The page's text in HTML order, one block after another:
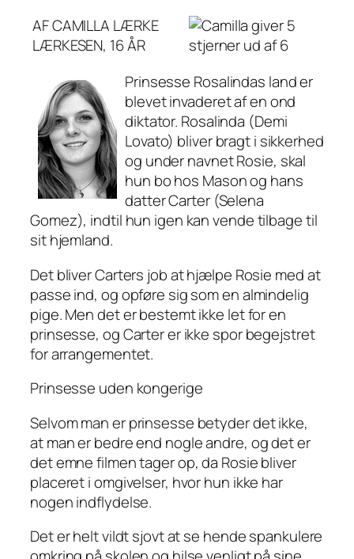
AF CAMILLA LÆRKE
LÆRKESEN, 16 ÅR
Prinsesse Rosalindas land er
blevet invaderet af en ond
diktator. Rosalinda (Demi
Lovato) bliver bragt i sikkerhed
og under navnet Rosie, skal
hun bo hos Mason og hans
datter Carter (Selena
Gomez), indtil hun igen kan vende tilbage til
sit hjemland.
Det bliver Carters job at hjælpe Rosie med at
passe ind, og opføre sig som en almindelig
pige. Men det er bestemt ikke let for en
prinsesse, og Carter er ikke spor begejstret
for arrangementet.
Prinsesse uden kongerige
Selvom man er prinsesse betyder det ikke,
at man er bedre end nogle andre, og det er
det emne filmen tager op, da Rosie bliver
placeret i omgivelser, hvor hun ikke har
nogen indflydelse.
Det er helt vildt sjovt at se hende spankulere